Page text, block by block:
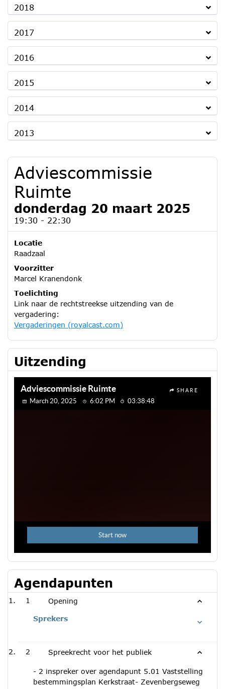
2018
2017
2016
2015
2014
2013
Adviescommissie
Ruimte
donderdag 20 maart 2025
19:30 - 22:30
Locatie
Raadzaal
Voorzitter
Marcel Kranendonk
Toelichting
Link naar de rechtstreekse uitzending van de
vergadering:
Vergaderingen (royalcast.com)
Uitzending
Agendapunten
1 Opening
Sprekers
2 Spreekrecht voor het publiek
- 2 inspreker over agendapunt 5.01 Vaststelling
bestemmingsplan Kerkstraat- Zevenbergseweg